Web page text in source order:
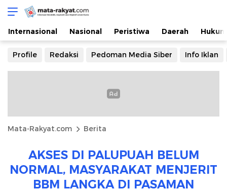
Mata-Rakyat.com
Informasi Mendidik, Inspiratif, Objektif dan Lugas
Internasional Nasional Peristiwa Daerah Hukum
Profile Redaksi Pedoman Media Siber Info Iklan
Mata-Rakyat.com Berita
AKSES DI PALUPUAH BELUM
NORMAL, MASYARAKAT MENJERIT
BBM LANGKA DI PASAMAN